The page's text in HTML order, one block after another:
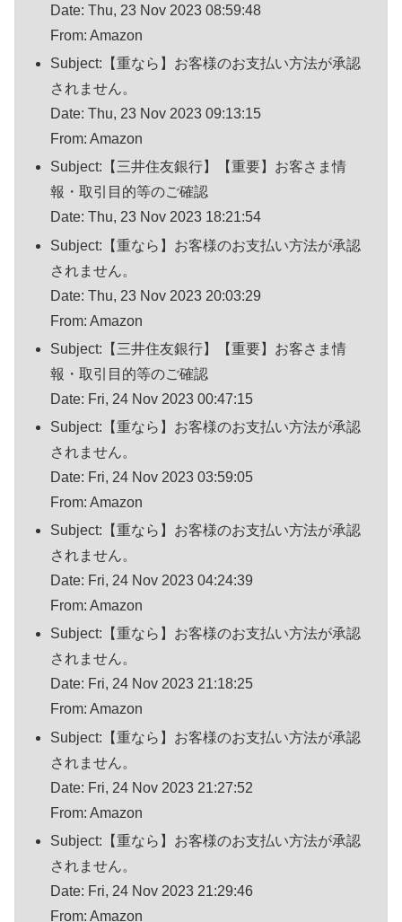
Date: Thu, 23 Nov 2023 08:59:48
From: Amazon
Subject:【重なら】お客様のお支払い方法が承認
されません。
Date: Thu, 23 Nov 2023 09:13:15
From: Amazon
Subject:【三井住友銀行】【重要】お客さま情
報・取引目的等のご確認
Date: Thu, 23 Nov 2023 18:21:54
Subject:【重なら】お客様のお支払い方法が承認
されません。
Date: Thu, 23 Nov 2023 20:03:29
From: Amazon
Subject:【三井住友銀行】【重要】お客さま情
報・取引目的等のご確認
Date: Fri, 24 Nov 2023 00:47:15
Subject:【重なら】お客様のお支払い方法が承認
されません。
Date: Fri, 24 Nov 2023 03:59:05
From: Amazon
Subject:【重なら】お客様のお支払い方法が承認
されません。
Date: Fri, 24 Nov 2023 04:24:39
From: Amazon
Subject:【重なら】お客様のお支払い方法が承認
されません。
Date: Fri, 24 Nov 2023 21:18:25
From: Amazon
Subject:【重なら】お客様のお支払い方法が承認
されません。
Date: Fri, 24 Nov 2023 21:27:52
From: Amazon
Subject:【重なら】お客様のお支払い方法が承認
されません。
Date: Fri, 24 Nov 2023 21:29:46
From: Amazon